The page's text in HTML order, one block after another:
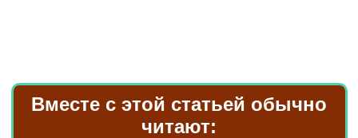
Вместе с этой статьей обычно
читают: